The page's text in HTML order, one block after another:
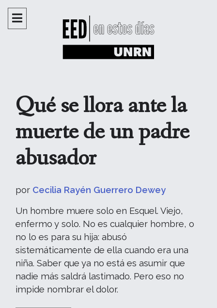
Qué se llora ante la
muerte de un padre
abusador
por Cecilia Rayén Guerrero Dewey
Un hombre muere solo en Esquel. Viejo,
enfermo y solo. No es cualquier hombre, o
no lo es para su hija: abusó
sistemáticamente de ella cuando era una
niña. Saber que ya no está es asumir que
nadie más saldrá lastimado. Pero eso no
impide nombrar el dolor.